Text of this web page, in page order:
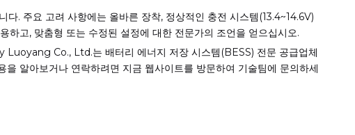
. 주요 고려 사항에는 올바른 장착, 정상적인 충전 시스템(13.4~14.6V)
하고, 맞춤형 또는 수정된 설정에 대한 전문가의 조언을 얻으십시오.
Co., Ltd.는 배터리 에너지 저장 시스템(BESS) 전문 공급업체
알아보거나 연락하려면 지금 웹사이트를 방문하여 기술팀에 문의하세